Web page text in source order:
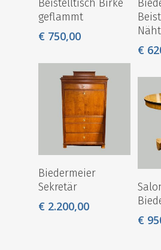
Beistelltisch Birke
geflammt
€ 750,00
€
Biedermeier
Sekretär
€ 2.200,00
€